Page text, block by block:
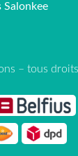
Salonkee
– tous